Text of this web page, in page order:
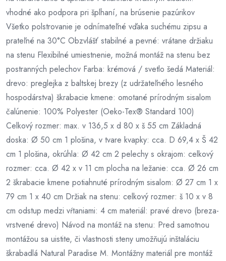
vhodné ako podpora pri šplhaní, na brúsenie pazúrikov
Všetko polstrovanie je odnímateľné vďaka suchému zipsu a
prateľné na 30°C Obzvlášť stabilné a pevné: vrátane držiaku
na stenu Flexibilné umiestnenie, možná montáž na stenu bez
postranných pelechov Farba: krémová / svetlo šedá Materiál:
drevo: preglejka z baltskej brezy (z udržateľného lesného
hospodárstva) škrabacie kmene: omotané prírodným sisalom
čalúnenie: 100% Polyester (Oeko-Tex® Standard 100)
Celkový rozmer: max. v 136,5 x d 80 x š 55 cm Základná
doska: Ø 50 cm 1 plošina, v tvare kvapky: cca. D 69,4 x Š 42
cm 1 plošina, okrúhla: Ø 42 cm 2 pelechy s okrajom: celkový
rozmer: cca. Ø 42 x v 11 cm plocha na ležanie: cca. Ø 26 cm
2 škrabacie kmene potiahnuté prírodným sisalom: Ø 27 cm 1 x
79 cm 1 x 40 cm Držiak na stenu: celkový rozmer: š 10 x v 8
cm odstup medzi vŕtaniami: 4 cm materiál: pravé drevo (breza-
vrstvené drevo) Návod na montáž na stenu: Pred samotnou
montážou sa uistite, či vlastnosti steny umožňujú inštaláciu
škrabadlá Natural Paradise M. Montážny materiál pre montáž